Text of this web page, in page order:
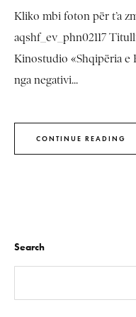
Kliko mbi foton për t’a
aqshf_ev_phn02117
Kinostudio «Shqipëria e
nga negativi...
CONTINUE READING
Search